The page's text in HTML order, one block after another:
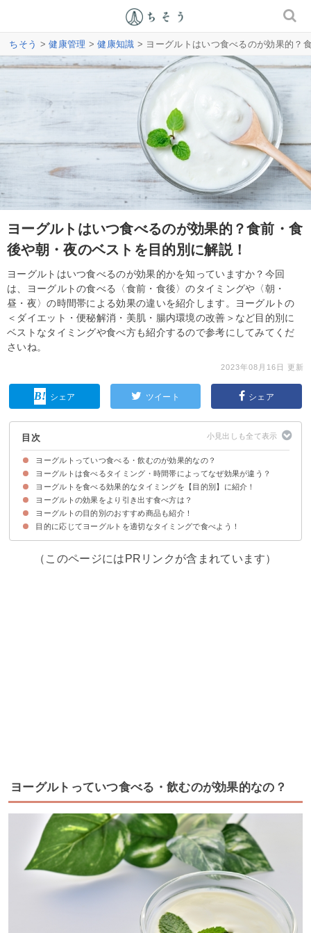
ちそう >健康管理 >健康知識 > ヨーグルトはいつ食べるのが効果的？
ヨーグルトはいつ食べるのが効果的？食前・食
後や朝・夜のベストを目的別に解説！
ヨーグルトはいつ食べるのが効果的かを知っていますか？今回
は、ヨーグルトの食べる〈食前・食後〉のタイミングや〈朝・
昼・夜〉の時間帯による効果の違いを紹介します。ヨーグルトの
＜ダイエット・便秘解消・美肌・腸内環境の改善＞など目的別に
ベストなタイミングや食べ方も紹介するので参考にしてみてくだ
さいね。
2023年08月16日 更新
シェア ツイート シェア
目次
ヨーグルトっていつ食べる・飲むのが効果的なの？
ヨーグルトは食べるタイミング・時間帯によってなぜ効果が違う？
①食後・食前のタイミングによる効果の違い
②朝・夜など時間帯による効果の違い
ヨーグルトを食べる効果的なタイミングを【目的別】に紹介！
①ダイエット・肥満予防が目的：夕食前
②便秘解消が目的：夕食後
③カルシウムの摂取が目的：夕食前
④腸内環境の改善・美肌が目的：夜寝る2〜3時間前
ヨーグルトの効果をより引き出す食べ方は？
①継続的にヨーグルトを食べる
②ヨーグルト×○○で食べ合わせる
③レンジで少し温めてホットヨーグルトにする
ヨーグルトの目的別のおすすめ商品も紹介！
①ガゼリ菌ヨーグルト
②トリプルヨーグルト
③R-1
④LG21
⑤ロイテリヨーグルト
目的に応じてヨーグルトを適切なタイミングで食べよう！
（このページにはPRリンクが含まれています）
ヨーグルトっていつ食べる・飲むのが効果的なの？